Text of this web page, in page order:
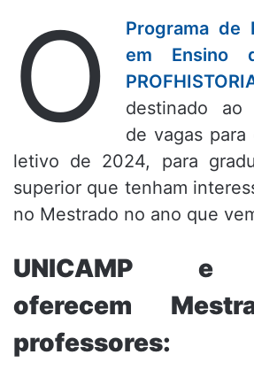
O
Programa de
em Ensino
destinado ao
de vagas
letivo de 2024, para
superior que tenham
no Mestrado no ano que
UNICAMP e
oferecem
professores: